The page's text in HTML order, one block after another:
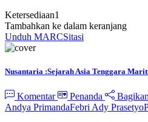
Ketersediaan1
Tambahkan ke dalam keranjang
Unduh MARCSitasi
Nusantaria :Sejarah Asia Tenggara
Komentar Penanda
Bagikan
Andya PrimandaFebri Ady Prasetyo